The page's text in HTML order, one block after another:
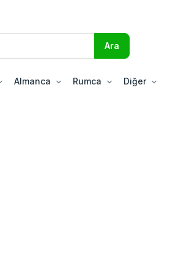
Almanca Rumca Diğer